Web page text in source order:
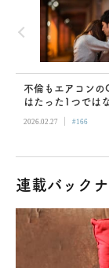
不倫もエアコンの
はたった1つでは
2026.02.27 | #166
連載バック